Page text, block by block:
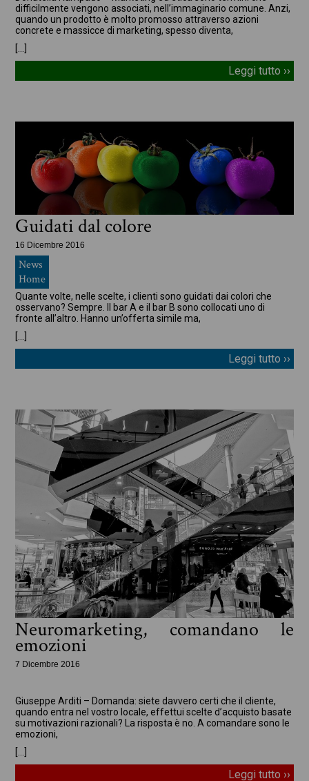
difficilmente vengono associati, nell’immaginario comune. Anzi,
quando un prodotto è molto promosso attraverso azioni
concrete e massicce di marketing, spesso diventa,
[…]
Leggi tutto ››
Guidati dal colore
16 Dicembre 2016
News
Home
Quante volte, nelle scelte, i clienti sono guidati dai colori che
osservano? Sempre. Il bar A e il bar B sono collocati uno di
fronte all’altro. Hanno un’offerta simile ma,
Leggi tutto ››
Neuromarketing, comandano le
emozioni
7 Dicembre 2016
Giuseppe Arditi – Domanda: siete davvero certi che il cliente,
quando entra nel vostro locale, effettui scelte d’acquisto basate
su motivazioni razionali? La risposta è no. A comandare sono le
emozioni,
Leggi tutto ››